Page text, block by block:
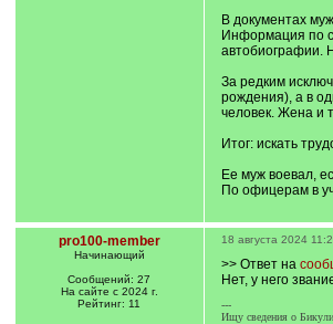
В документах
Информация по
автобиографии.
За редким
рождения), а в
человек. Жена и
Итог: искать
Ее муж воевал,
По офицерам в
pro100-member
Начинающий
Сообщений: 27
На сайте с 2024 г.
Рейтинг: 11
18 августа 2024
>> Ответ на
Нет, у него
---
Ищу сведения о